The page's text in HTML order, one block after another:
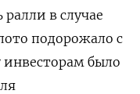
в случае
подорожало с
инвесторам было